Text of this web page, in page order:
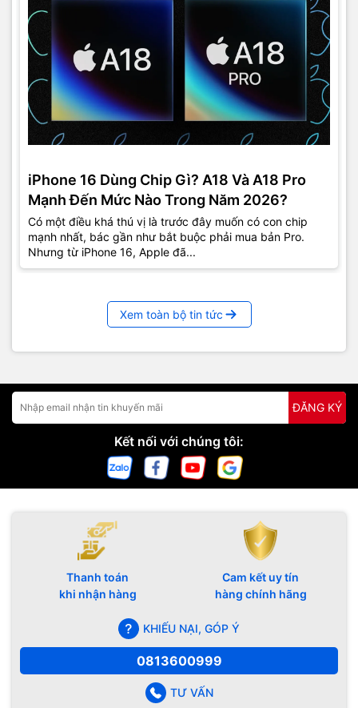
iPhone 16 Dùng Chip Gì? A18 Và A18 Pro
Mạnh Đến Mức Nào Trong Năm 2026?
Có một điều khá thú vị là trước đây muốn có con chip
mạnh nhất, bác gần như bắt buộc phải mua bản Pro.
Nhưng từ iPhone 16, Apple đã...
Xem toàn bộ tin tức
ĐĂNG KÝ
Kết nối với chúng tôi:
Thanh toán
khi nhận hàng
Cam kết uy tín
hàng chính hãng
KHIẾU NẠI, GÓP Ý
0813600999
TƯ VẤN